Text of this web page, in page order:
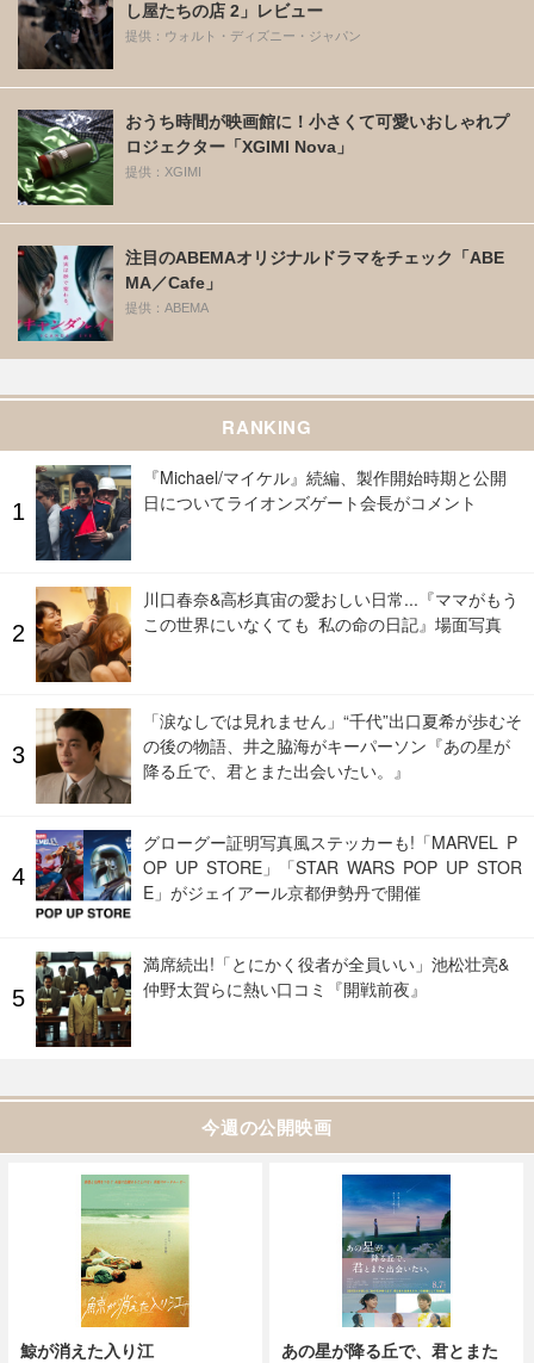
し屋たちの店 2」レビュー
提供：ウォルト・ディズニー・ジャパン
おうち時間が映画館に！小さくて可愛いおしゃれプ
ロジェクター「XGIMI Nova」
提供：XGIMI
注目のABEMAオリジナルドラマをチェック「ABE
MA／Cafe」
提供：ABEMA
RANKING
『Michael/マイケル』続編、製作開始時期と公開
日についてライオンズゲート会長がコメント
川口春奈&高杉真宙の愛おしい日常...『ママがもう
この世界にいなくても 私の命の日記』場面写真
「涙なしでは見れません」“千代”出口夏希が歩むそ
の後の物語、井之脇海がキーパーソン『あの星が
降る丘で、君とまた出会いたい。』
グローグー証明写真風ステッカーも!「MARVEL P
OP UP STORE」「STAR WARS POP UP STOR
E」がジェイアール京都伊勢丹で開催
満席続出!「とにかく役者が全員いい」池松壮亮&
仲野太賀らに熱い口コミ『開戦前夜』
今週の公開映画
鯨が消えた入り江
あの星が降る丘で、君とまた